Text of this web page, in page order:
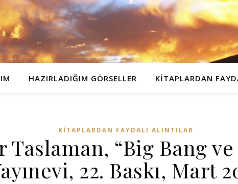
HAZIRLADIĞIM GÖRSELLER KITAPLARDAN
KITAPLARDAN FAYDALI ALINTILAR
Taslaman, “Big Bang
22. Baskı, Mart